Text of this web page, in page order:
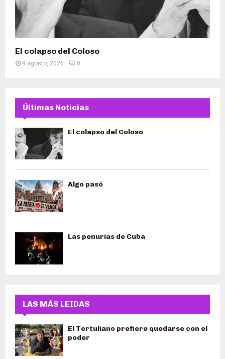
El colapso del Coloso
9 agosto, 2026 0
Últimas Noticias
El colapso del Coloso
Algo pasó
Las penurias de Cuba
LAS MÁS LEIDAS
El Tertuliano prefiere quedarse con el
poder